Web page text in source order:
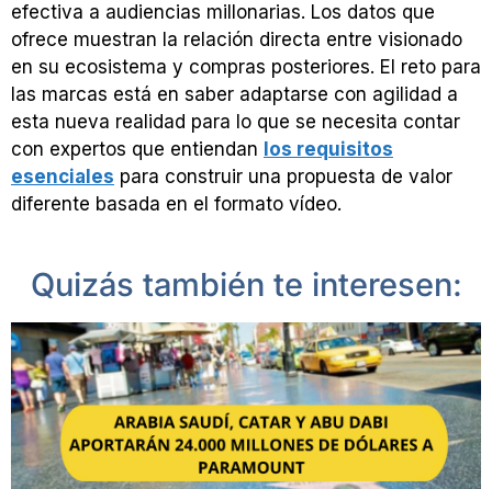
efectiva a audiencias millonarias. Los datos que
ofrece muestran la relación directa entre visionado
en su ecosistema y compras posteriores. El reto para
las marcas está en saber adaptarse con agilidad a
esta nueva realidad para lo que se necesita contar
con expertos que entiendan los requisitos
esenciales para construir una propuesta de valor
diferente basada en el formato vídeo.
Quizás también te interesen: